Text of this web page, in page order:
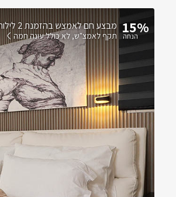
15% בהזמנת 2 לילות
תקף לאמצ"ש לא כולל עונה חמה